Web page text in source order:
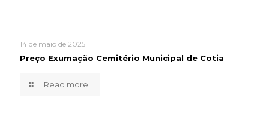
14 de maio de 2025
Preço Exumação Cemitério Municipal de Cotia
Read more